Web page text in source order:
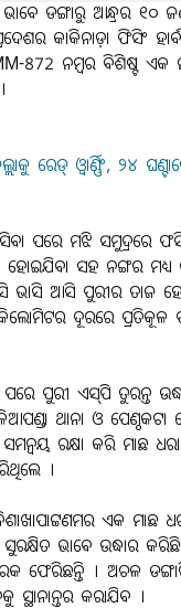
ଡଙ୍ଗାରୁ ଆନ୍ଧ୍ରର ୧୦
କାକିନାଡ଼ା ଫିସିଂ
872 ନମ୍ବର ବିଶିଷ୍ଟ ଏକ
ରେଡ୍‌ ଓ୍ବାର୍ଣ୍ଣିଂ, ୨୪
ପରେ ମଝି ସମୁଦ୍ରରେ
ସହ ନଙ୍ଗର ମଧ୍ୟ
ଭାସି ଆସି ପୁରୀର ତାଜ
ଦୂରରେ ପ୍ରତିକୂଳ
ପୁରୀ ଏସ୍‌ପି ତୁରନ୍ତ
ଥାନା ଓ
ସମନ୍ଵୟ ରକ୍ଷା କରି ମାଛ
।
ଏକ ମାଛ
ଭାବେ ଉଦ୍ଧାର କରିଛି
ଫେରିଛନ୍ତି । ଅଚଳ
ସ୍ଥାନାନ୍ତର କରାଯିବ ।